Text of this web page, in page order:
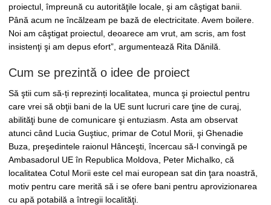
proiectul, împreună cu autorităţile locale, şi am câştigat banii.
Până acum ne încălzeam pe bază de electricitate. Avem boilere.
Noi am câştigat proiectul, deoarece am vrut, am scris, am fost
insistenţi şi am depus efort”, argumentează Rita Dănilă.
Cum se prezintă o idee de proiect
Să ştii cum să-ți reprezinți localitatea, munca şi proiectul pentru
care vrei să obţii bani de la UE sunt lucruri care ţine de curaj,
abilităţi bune de comunicare şi entuziasm. Asta am observat
atunci când Lucia Guştiuc, primar de Cotul Morii, şi Ghenadie
Buza, preşedintele raionul Hânceşti, încercau să-l convingă pe
Ambasadorul UE în Republica Moldova, Peter Michalko, că
localitatea Cotul Morii este cel mai european sat din ţara noastră,
motiv pentru care merită să i se ofere bani pentru aprovizionarea
cu apă potabilă a întregii localităţi.